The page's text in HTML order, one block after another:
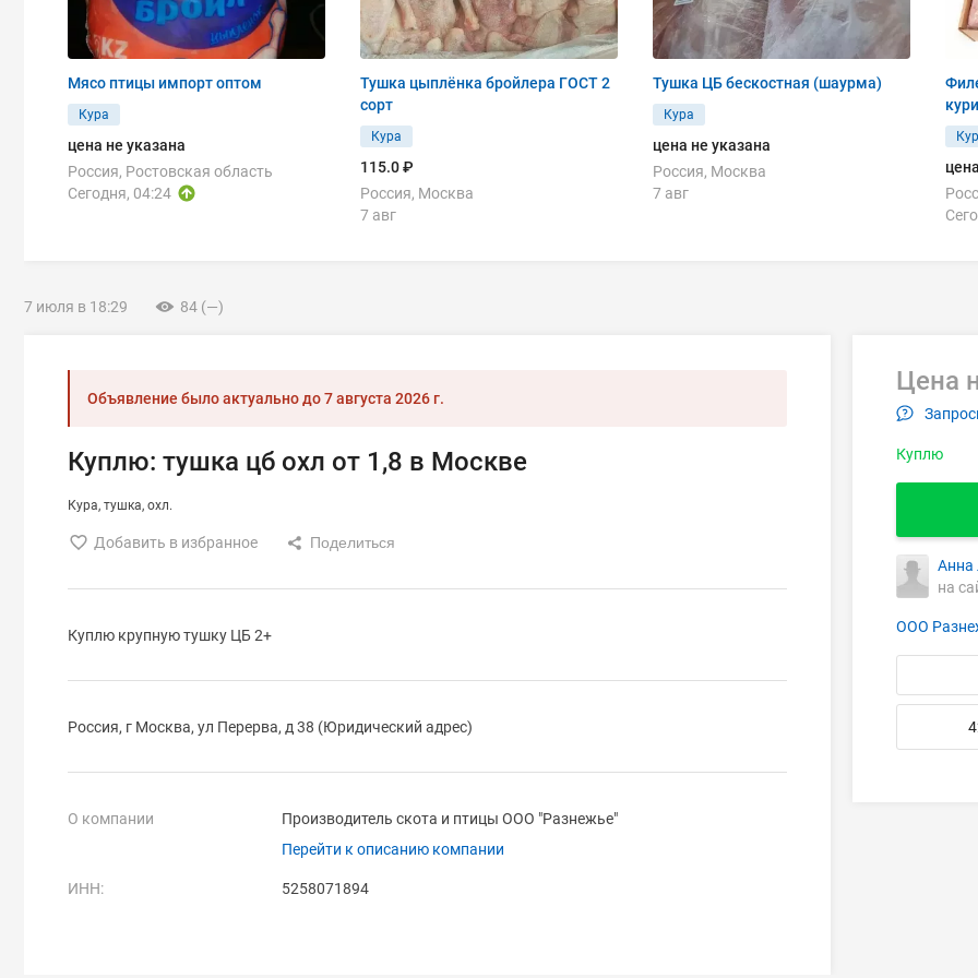
Мясо птицы импорт оптом
Кура
цена не указана
Россия, Ростовская область
Сегодня, 04:24
Тушка цыплёнка бройлера ГОСТ 2
сорт
Кура
115.0 ₽
Россия, Москва
7 авг
Тушка ЦБ бескостная (шаурма)
Кура
цена не указана
Россия, Москва
7 авг
7 июля в 18:29 84 (—)
Объявление было актуально до7 августа 2026 г.
Куплю: тушка цб охл от 1,8 в Москве
Кура тушка охл.
Добавить в избранное
Куплю крупную тушку ЦБ 2+
Россия, г Москва, ул Перерва, д 38 (Юридический адрес)
О компании
Производитель скота и птицы ООО "Разнежье"
Перейти к описанию компании
ИНН: 5258071894
Цена
Куплю
на
ООО